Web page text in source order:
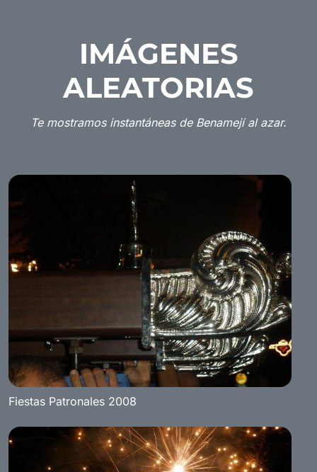
IMÁGENES
ALEATORIAS
Te mostramos instantáneas de Benamejí al azar.
Fiestas Patronales 2008